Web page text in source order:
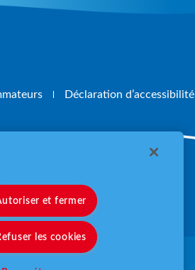
Déclaration d’accessibilité
www.mangerbouger.fr
et fermer
les cookies